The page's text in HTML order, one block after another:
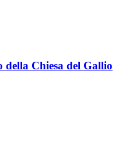
della Chiesa del Gallio